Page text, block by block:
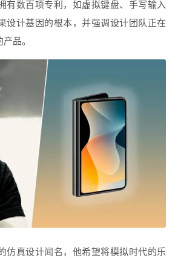
有数百项专利，如虚拟键盘、手写输入
设计基因的根本，并强调设计团队正在
品。
仿真设计闻名，他希望将模拟时代的乐